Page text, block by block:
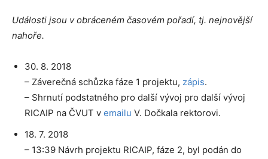
Události jsou v obráceném časovém pořadí, tj. nejnovější
nahoře.
30. 8. 2018
– Záverečná schůzka fáze 1 projektu, zápis.
– Shrnutí podstatného pro další vývoj pro další vývoj
RICAIP na ČVUT v emailu V. Dočkala rektorovi.
18. 7. 2018
– 13:39 Návrh projektu RICAIP, fáze 2, byl podán do